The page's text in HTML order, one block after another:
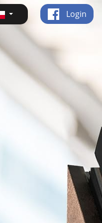
Login